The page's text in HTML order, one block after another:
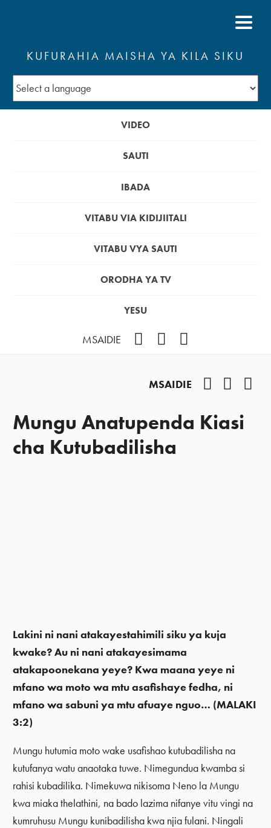
KUFURAHIA MAISHA YA KILA SIKU
VIDEO
SAUTI
IBADA
VITABU VIA KIDIJIITALI
VITABU VYA SAUTI
ORODHA YA TV
YESU
MSAIDIE
MSAIDIE
Mungu Anatupenda Kiasi
cha Kutubadilisha
Lakini ni nani atakayestahimili siku ya kuja
kwake? Au ni nani atakayesimama
atakapoonekana yeye? Kwa maana yeye ni
mfano wa moto wa mtu asafishaye fedha, ni
mfano wa sabuni ya mtu afuaye nguo… (MALAKI
3:2)
Mungu hutumia moto wake usafishao kutubadilisha na
kutufanya watu anaotaka tuwe. Nimegundua kwamba si
rahisi kubadilika. Nimekuwa nikisoma Neno la Mungu
kwa miaka thelathini, na bado lazima nifanye vitu vingi na
kumruhusu Mungu kunibadilisha kwa njia fulani. Ningali